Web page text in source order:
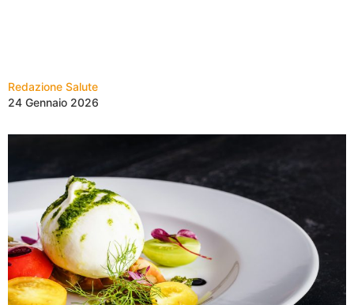
Redazione Salute
24 Gennaio 2026